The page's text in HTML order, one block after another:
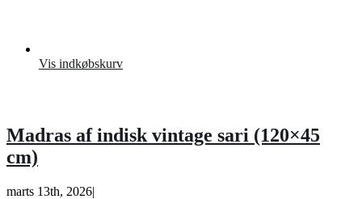
Vis indkøbskurv
Madras af indisk vintage sari (120×45
cm)
marts 13th, 2026|